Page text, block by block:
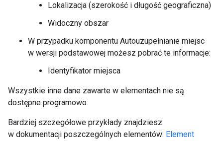
Lokalizacja (szerokość i długość geograficzna)
Widoczny obszar
W przypadku komponentu Autouzupełnianie miejsc
w wersji podstawowej możesz pobrać te informacje:
Identyfikator miejsca
Wszystkie inne dane zawarte w elementach nie są
dostępne programowo.
Bardziej szczegółowe przykłady znajdziesz
w dokumentacji poszczególnych elementów: Element